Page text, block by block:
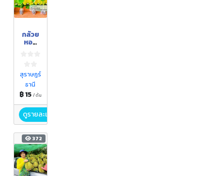
กล้วย
หอม
สุราษฎร์
ธานี
฿ 15 / ต้น
ดูรายละเอียด
372